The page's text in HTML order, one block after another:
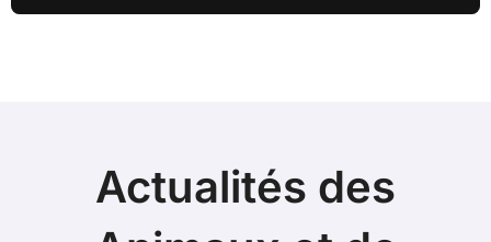
Actualités des